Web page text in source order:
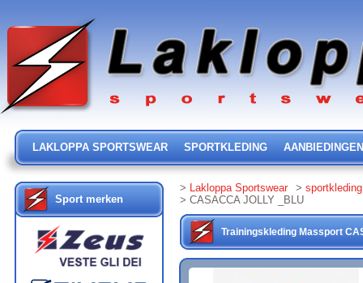
LAKLOPPA SPORTSWEAR SPORTKLEDING AANBIEDINGEN
Sport merken
> Lakloppa Sportswear > sportkleding
> CASACCA JOLLY _BLU
Trainingskleding Massport